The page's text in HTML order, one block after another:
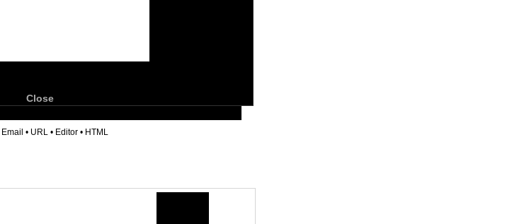
Close
Email • URL • Editor • HTML